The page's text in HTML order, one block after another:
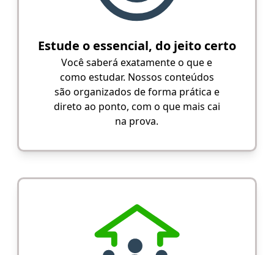
Estude o essencial, do jeito certo
Você saberá exatamente o que e
como estudar. Nossos conteúdos
são organizados de forma prática e
direto ao ponto, com o que mais cai
na prova.